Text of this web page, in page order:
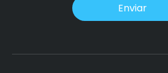
Enviar